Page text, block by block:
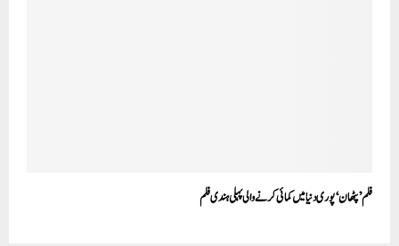
فلم ’پٹھان‘ پوری دنیا میں کمائی کرنے والی پہلی ہندی فلم